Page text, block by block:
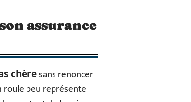
assurance
chèresans renoncer
roule peu représente